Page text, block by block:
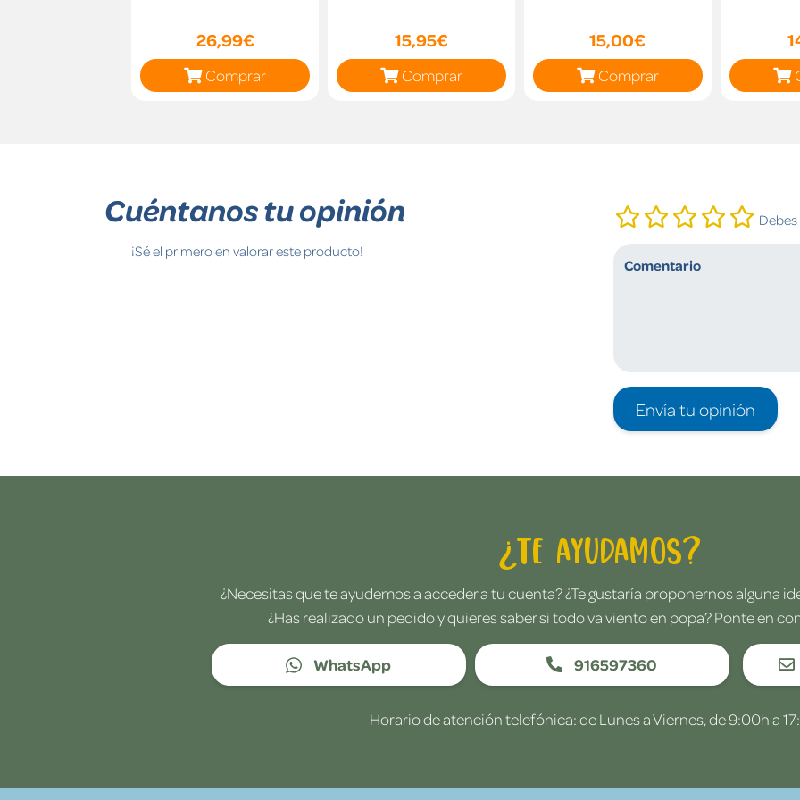
26,99€
Comprar
15,95€
Comprar
15,00€
Comprar
Cuéntanos tu opinión
¡Sé el primero en valorar este producto!
Envía tu opinión
¿Te ayudamos?
¿Necesitas que te ayudemos a acceder a tu cuenta? ¿Te gustaría proponernos alguna
¿Has realizado un pedido y quieres saber si todo va viento en popa? Ponte en
WhatsApp 916597360
Horario de atención telefónica: de Lunes a Viernes, de 9:00h a